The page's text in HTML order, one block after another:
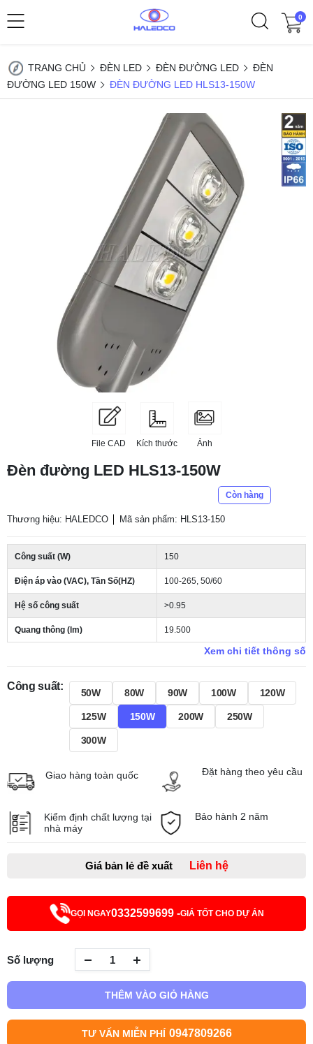
0
TRANG CHỦ ĐÈN LED ĐÈN ĐƯỜNG LED
ĐÈN
ĐƯỜNG LED 150W
ĐÈN ĐƯỜNG LED HLS13-150W
File CAD Kích thước Ảnh
Đèn đường LED HLS13-150W
Còn hàng
Thương hiệu: HALEDCO Mã sản phẩm: HLS13-150
Công suất (W) 150
Điện áp vào (VAC), Tần Số(HZ) 100-265, 50/60
Hệ số công suất >0.95
Quang thông (lm) 19.500
Xem chi tiết thông số
Công suất:
50W 80W 90W 100W 120W
125W 150W 200W 250W
300W
Giao hàng toàn quốc Đặt hàng theo yêu cầu
Kiểm định chất lượng tại
nhà máy
Bảo hành 2 năm
Giá bản lẻ đề xuất Liên hệ
GỌI NGAY0332599699 -GIÁ TỐT CHO DỰ ÁN
Số lượng
THÊM VÀO GIỎ HÀNG
TƯ VẤN MIỄN PHÍ 0947809266